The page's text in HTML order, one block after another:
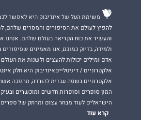
משימת העל של אינדיבוק היא לאפשר
להפיץ לעולם את הסיפורים והמסרים שלהם,
והעשיר את כוח הקריאה בעולם שלהם. אנחנו
ולמידה, בדיוק כמוכם, אנו מאמינים
אדם ומילים יכולות להעצים ולשנות את
אלקטרוניים / דיגיטלייםאינדיבוק היא חלק
אלקטרוניים בשפה עברית להורדה, מהפכה
המון סופרים וסופרות חדשים ומוכשרים
הישראלים לעוד מבחר עצום ומרתק של ספרים
קרא עוד